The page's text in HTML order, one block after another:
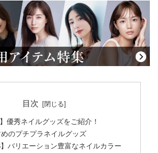
目次
優秀ネイルグッズをご紹介！
のプチプラネイルグッズ
】バリエーション豊富なネイルカラー